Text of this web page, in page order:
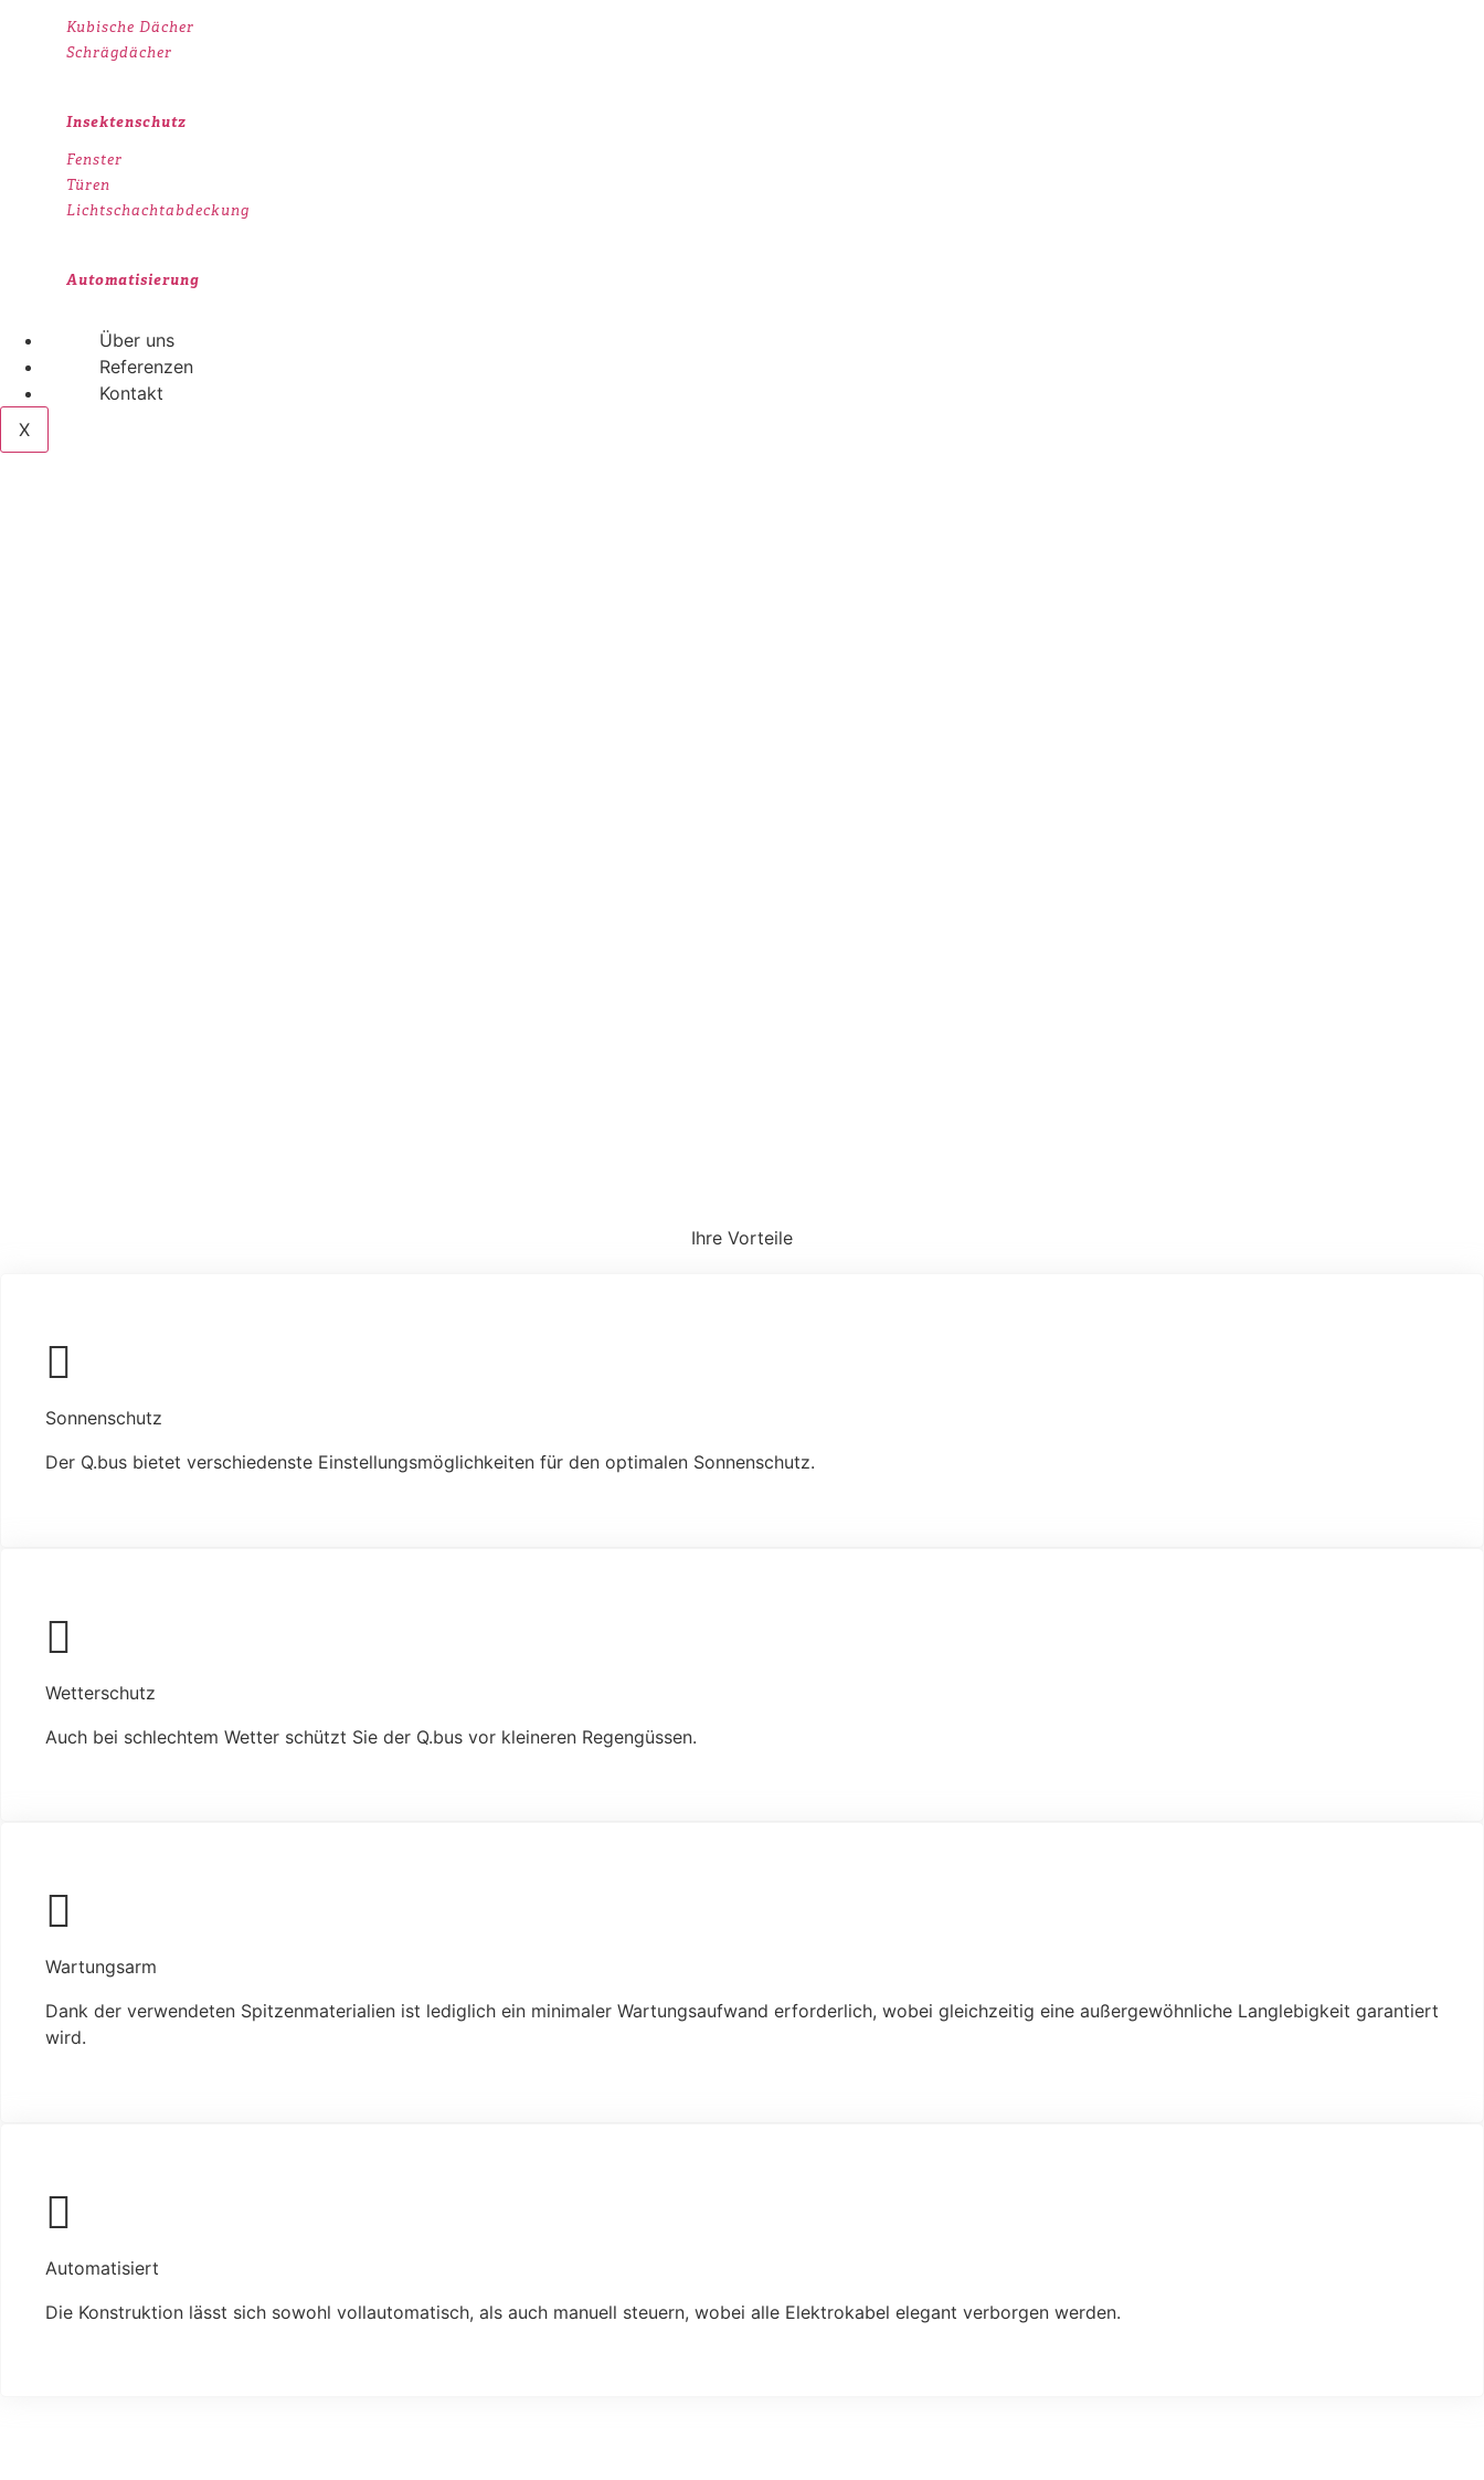
Kubische Dächer
Schrägdächer
Insektenschutz
Fenster
Türen
Lichtschachtabdeckung
Automatisierung
Über uns
Referenzen
Kontakt
X
Ihre Vorteile
Sonnenschutz
Der Q.bus bietet verschiedenste Einstellungsmöglichkeiten für den optimalen Sonnenschutz.
Wetterschutz
Auch bei schlechtem Wetter schützt Sie der Q.bus vor kleineren Regengüssen.
Wartungsarm
Dank der verwendeten Spitzenmaterialien ist lediglich ein minimaler Wartungsaufwand erforderlich, wobei gleichzeitig eine außergewöhnliche Langlebigkeit garantiert
wird.
Automatisiert
Die Konstruktion lässt sich sowohl vollautomatisch, als auch manuell steuern, wobei alle Elektrokabel elegant verborgen werden.